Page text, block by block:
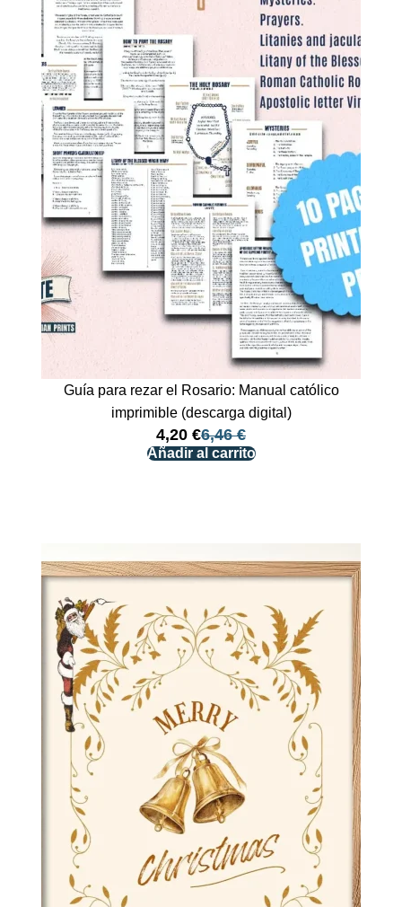
Guía para rezar el Rosario: Manual católico
imprimible (descarga digital)
6,46€
4,20 €
Añadir al carrito